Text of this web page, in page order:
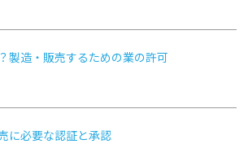
製造・販売するための業の許可
に必要な認証と承認